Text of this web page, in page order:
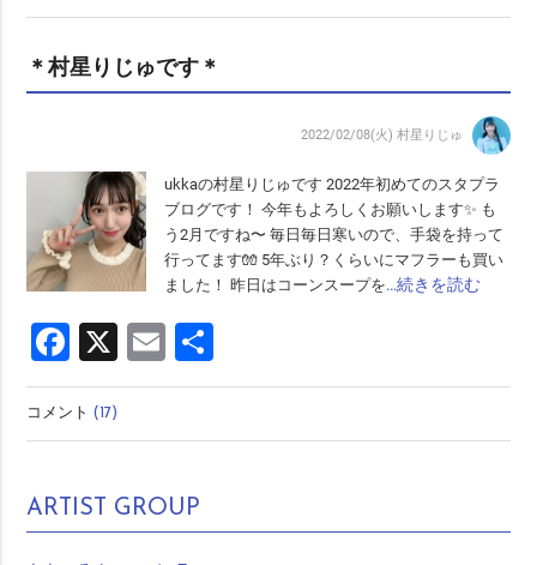
＊村星りじゅです＊
2022/02/08(火) 村星りじゅ
ukkaの村星りじゅです 2022年初めてのスタプラ
ブログです！ 今年もよろしくお願いします✨ も
う2月ですね〜 毎日毎日寒いので、手袋を持って
行ってます🧤 5年ぶり？くらいにマフラーも買い
ました！ 昨日はコーンスープを…続きを読む
Facebook
X Email
有
コメント(17)
ARTIST GROUP